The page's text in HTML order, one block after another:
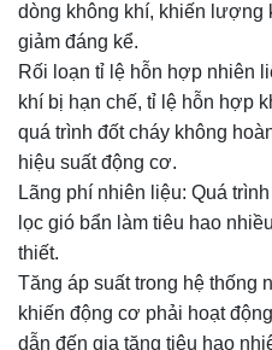
dòng không khí, khiến lượng
giảm đáng kể.
Rối loạn tỉ lệ hỗn hợp nhiên
khí bị hạn chế, tỉ lệ hỗn hợp
quá trình đốt cháy không
hiệu suất động cơ.
Lãng phí nhiên liệu: Quá
lọc gió bẩn làm tiêu hao
thiết.
Tăng áp suất trong hệ thống
khiến động cơ phải hoạt
dẫn đến gia tăng tiêu hao